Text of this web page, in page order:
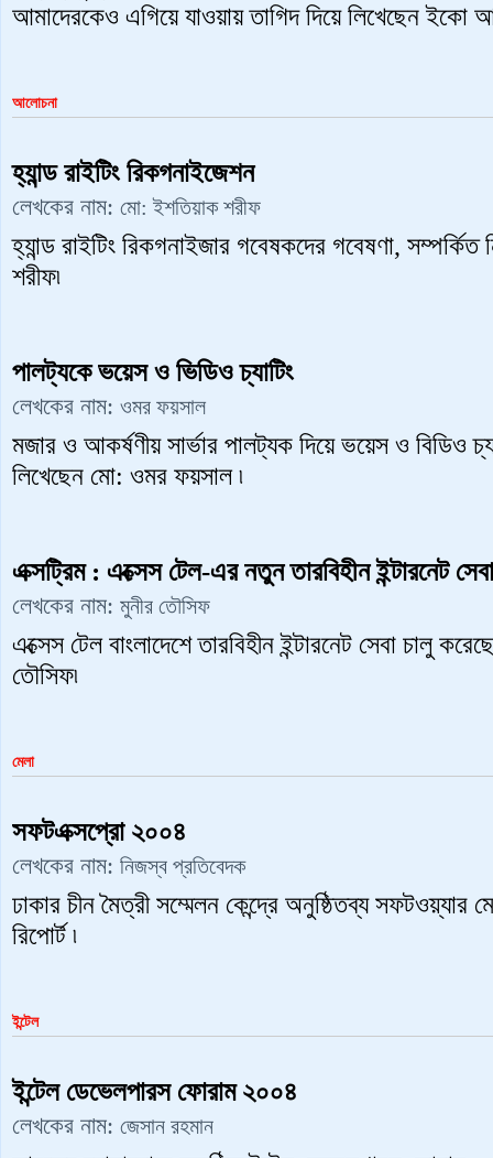
আমাদেরকেও এগিয়ে যাওয়ায় তাগিদ দিয়ে লিখেছেন ইকো
আলোচনা
হ্যান্ড রাইটিং রিকগনাইজেশন
লেখকের নাম: মো: ইশতিয়াক শরীফ
হ্যান্ড রাইটিং রিকগনাইজার গবেষকদের গবেষণা,
শরীফ৷
পালট্যকে ভয়েস ও ভিডিও চ্যাটিং
লেখকের নাম: ওমর ফয়সাল
মজার ও আকর্ষণীয় সার্ভার পালট্যক দিয়ে ভয়েস ও বিডিও
লিখেছেন মো: ওমর ফয়সাল ৷
এক্সট্রিম : এক্সেস টেল-এর নতুন তারবিহীন ইন্টারনেট সেবা
লেখকের নাম: মুনীর তৌসিফ
এক্সেস টেল বাংলাদেশে তারবিহীন ইন্টারনেট সেবা চালু
তৌসিফ৷
মেলা
সফটএক্সপ্রো ২০০৪
লেখকের নাম: নিজস্ব প্রতিবেদক
ঢাকার চীন মৈত্রী সম্মেলন কেন্দ্রে অনুষ্ঠিতব্য
রিপোর্ট ৷
ইন্টেল
ইন্টেল ডেভেলপারস ফোরাম ২০০৪
লেখকের নাম: জেসান রহমান